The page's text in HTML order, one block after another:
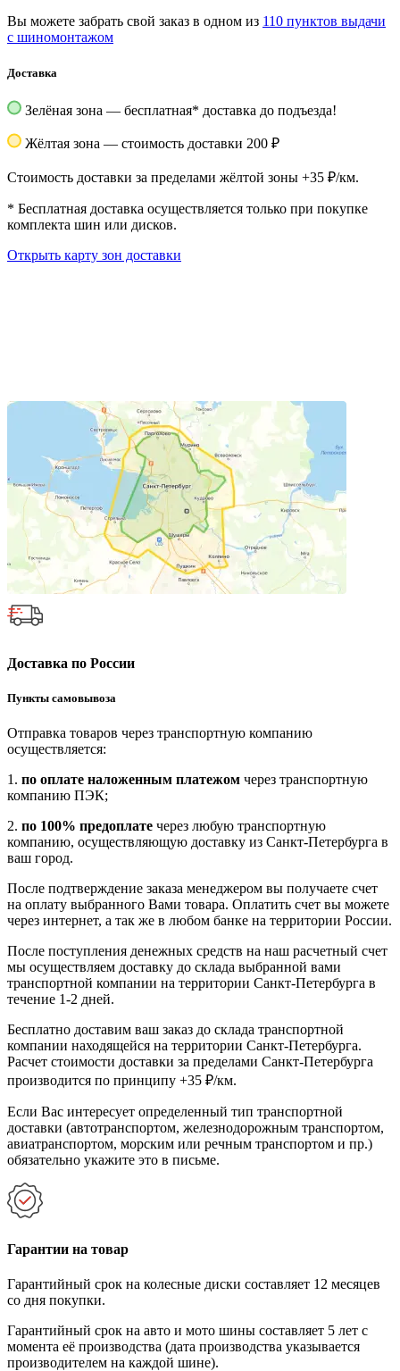
Вы можете забрать свой заказ в одном из 110 пунктов выдачи
с шиномонтажом
Доставка
Зелёная зона — бесплатная* доставка до подъезда!
Жёлтая зона — стоимость доставки 200 ₽
Стоимость доставки за пределами жёлтой зоны +35 ₽/км.
* Бесплатная доставка осуществляется только при покупке
комплекта шин или дисков.
Открыть карту зон доставки
Доставка по России
Пункты самовывоза
Отправка товаров через транспортную компанию
осуществляется:
1. по оплате наложенным платежом через транспортную
компанию ПЭК;
2. по 100% предоплате через любую транспортную
компанию, осуществляющую доставку из Санкт-Петербурга в
ваш город.
После подтверждение заказа менеджером вы получаете счет
на оплату выбранного Вами товара. Оплатить счет вы можете
через интернет, а так же в любом банке на территории России.
После поступления денежных средств на наш расчетный счет
мы осуществляем доставку до склада выбранной вами
транспортной компании на территории Санкт-Петербурга в
течение 1-2 дней.
Бесплатно доставим ваш заказ до склада транспортной
компании находящейся на территории Санкт-Петербурга.
Расчет стоимости доставки за пределами Санкт-Петербурга
производится по принципу +35 ₽/км.
Если Вас интересует определенный тип транспортной
доставки (автотранспортом, железнодорожным транспортом,
авиатранспортом, морским или речным транспортом и пр.)
обязательно укажите это в письме.
Гарантии на товар
Гарантийный срок на колесные диски составляет 12 месяцев
со дня покупки.
Гарантийный срок на авто и мото шины составляет 5 лет с
момента её производства (дата производства указывается
производителем на каждой шине).